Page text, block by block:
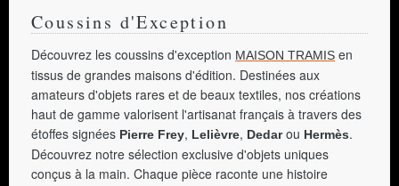
Coussins d'Exception
Découvrez les coussins d'exception MAISON TRAMIS en
tissus de grandes maisons d'édition. Destinées aux
amateurs d'objets rares et de beaux textiles, nos créations
haut de gamme valorisent l'artisanat français à travers des
étoffes signées Pierre Frey, Lelièvre, Dedarou Hermès.
Découvrez notre sélection exclusive d'objets uniques
conçus à la main. Chaque pièce raconte une histoire